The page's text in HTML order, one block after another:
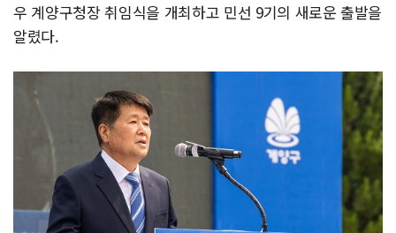
우 계양구청장 취임식을 개최하고 민선 9기의 새로운 출발을
알렸다.